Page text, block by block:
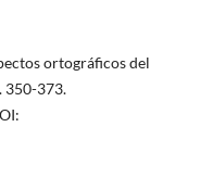
ortográficos del
350-373.